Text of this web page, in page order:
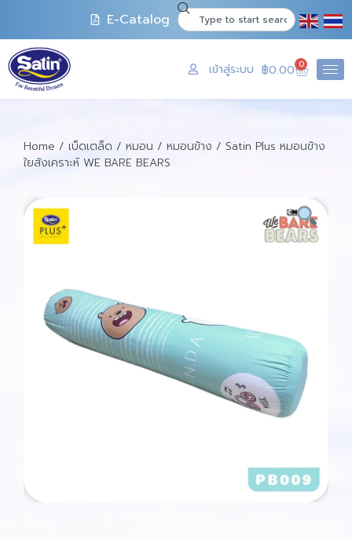
E-Catalog
เข้าสู่ระบบ ฿0.00 0
Home / เบ็ดเตล็ด / หมอน / หมอนข้าง / Satin Plus หมอนข้าง
ใยสังเคราะห์ WE BARE BEARS